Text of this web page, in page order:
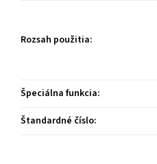
Rozsah použitia:
Špeciálna funkcia:
Štandardné číslo: